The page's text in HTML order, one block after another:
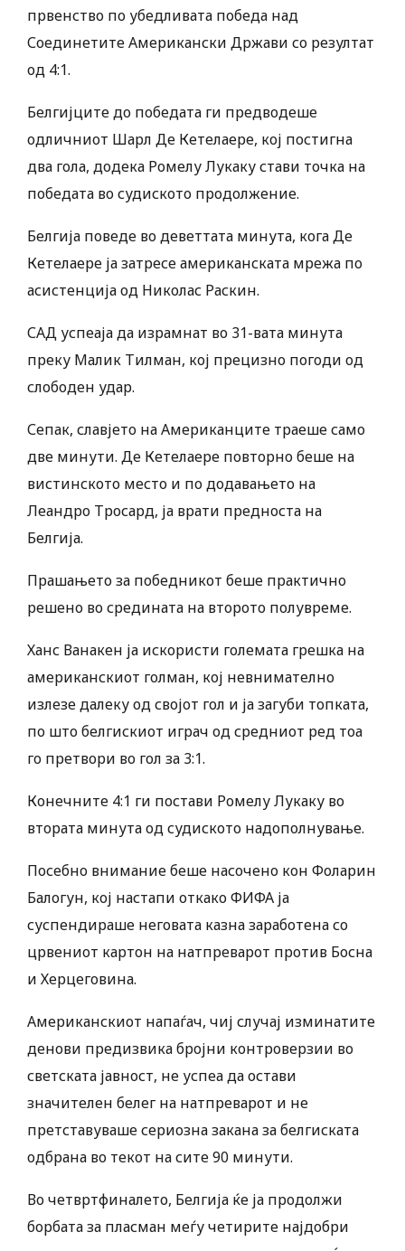
првенство по убедливата победа над
Соединетите Американски Држави со резултат
од 4:1.
Белгијците до победата ги предводеше
одличниот Шарл Де Кетелаере, кој постигна
два гола, додека Ромелу Лукаку стави точка на
победата во судиското продолжение.
Белгија поведе во деветтата минута, кога Де
Кетелаере ја затресе американската мрежа по
асистенција од Николас Раскин.
САД успеаја да израмнат во 31-вата минута
преку Малик Тилман, кој прецизно погоди од
слободен удар.
Сепак, славјето на Американците траеше само
две минути. Де Кетелаере повторно беше на
вистинското место и по додавањето на
Леандро Тросард, ја врати предноста на
Белгија.
Прашањето за победникот беше практично
решено во средината на второто полувреме.
Ханс Ванакен ја искористи големата грешка на
американскиот голман, кој невнимателно
излезе далеку од својот гол и ја загуби топката,
по што белгискиот играч од средниот ред тоа
го претвори во гол за 3:1.
Конечните 4:1 ги постави Ромелу Лукаку во
втората минута од судиското надополнување.
Посебно внимание беше насочено кон Фоларин
Балогун, кој настапи откако ФИФА ја
суспендираше неговата казна заработена со
црвениот картон на натпреварот против Босна
и Херцеговина.
Американскиот напаѓач, чиј случај изминатите
денови предизвика бројни контроверзии во
светската јавност, не успеа да остави
значителен белег на натпреварот и не
претставуваше сериозна закана за белгиската
одбрана во текот на сите 90 минути.
Во четвртфиналето, Белгија ќе ја продолжи
борбата за пласман меѓу четирите најдобри